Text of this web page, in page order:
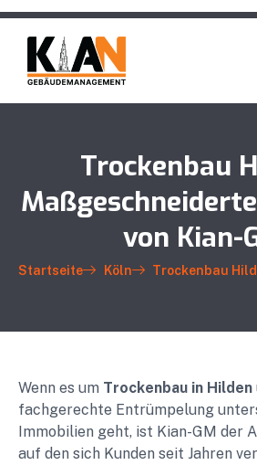
Trockenbau
von Kian-
Startseite Köln Trockenbau
Wenn es um Trockenbau in Hilden
fachgerechte Entrümpelung
Immobilien geht, ist Kian-GM der
auf den sich Kunden seit Jahren